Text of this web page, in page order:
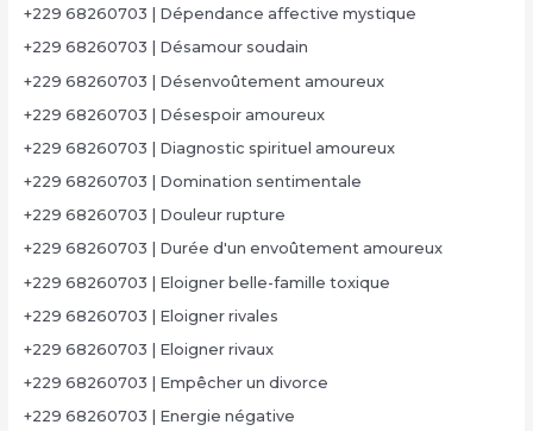
+229 68260703 | Dépendance affective mystique
+229 68260703 | Désamour soudain
+229 68260703 | Désenvoûtement amoureux
+229 68260703 | Désespoir amoureux
+229 68260703 | Diagnostic spirituel amoureux
+229 68260703 | Domination sentimentale
+229 68260703 | Douleur rupture
+229 68260703 | Durée d'un envoûtement amoureux
+229 68260703 | Eloigner belle-famille toxique
+229 68260703 | Eloigner rivales
+229 68260703 | Eloigner rivaux
+229 68260703 | Empêcher un divorce
+229 68260703 | Energie négative